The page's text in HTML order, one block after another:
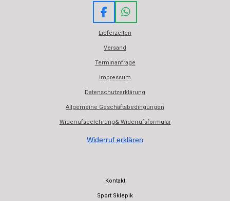
F
a
c
e
o
o
W
h
a
t
A
p
Lieferzeiten
Versand
Terminanfrage
Impressum
Datenschutzerklärung
Allgemeine Geschäftsbedingungen
Widerrufsbelehrung& Widerrufsformular
Widerruf erklären
Kontakt
Sport Sklepik